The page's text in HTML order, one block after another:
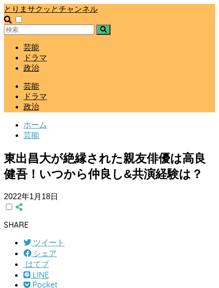
とりまサクッとチャンネル
芸能
ドラマ
政治
芸能
ドラマ
政治
ホーム
芸能
東出昌大が絶縁された親友俳優は高良
健吾！いつから仲良し&共演経験は？
2022年1月18日
SHARE
ツイート
シェア
はてブ
LINE
Pocket